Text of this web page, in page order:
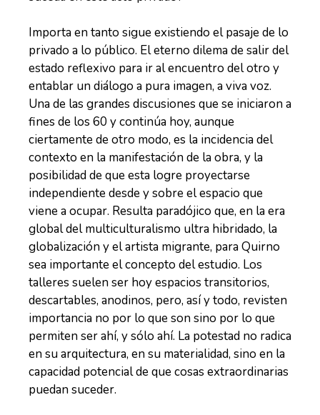
Importa en tanto sigue existiendo el pasaje de lo
privado a lo público. El eterno dilema de salir del
estado reflexivo para ir al encuentro del otro y
entablar un diálogo a pura imagen, a viva voz.
Una de las grandes discusiones que se iniciaron a
fines de los 60 y continúa hoy, aunque
ciertamente de otro modo, es la incidencia del
contexto en la manifestación de la obra, y la
posibilidad de que esta logre proyectarse
independiente desde y sobre el espacio que
viene a ocupar. Resulta paradójico que, en la era
global del multiculturalismo ultra hibridado, la
globalización y el artista migrante, para Quirno
sea importante el concepto del estudio. Los
talleres suelen ser hoy espacios transitorios,
descartables, anodinos, pero, así y todo, revisten
importancia no por lo que son sino por lo que
permiten ser ahí, y sólo ahí. La potestad no radica
en su arquitectura, en su materialidad, sino en la
capacidad potencial de que cosas extraordinarias
puedan suceder.